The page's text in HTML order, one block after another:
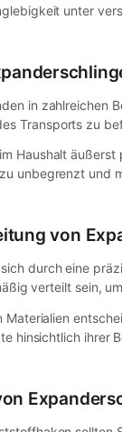
unter
in zahlreichen
Transports zu
Haushalt
unbegrenzt und
von
durch eine
verteilt sein,
hinsichtlich ihrer